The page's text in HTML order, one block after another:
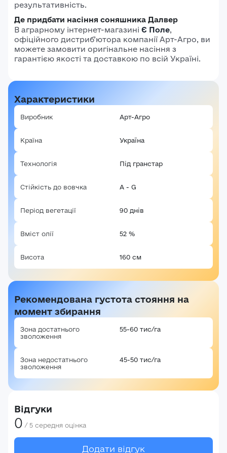
результативність.
Де придбати насіння соняшника Далвер
В аграрному інтернет-магазині Є Поле,
офіційного дистриб’ютора компанії Арт-Агро, ви
можете замовити оригінальне насіння з
гарантією якості та доставкою по всій Україні.
Характеристики
Виробник Арт-Агро
Країна Україна
Технологія Під гранстар
Стійкість до вовчка A - G
Період вегетації 90 днів
Вміст олії 52 %
Висота 160 см
Рекомендована густота стояння на
момент збирання
Зона достатнього
зволоження
55-60 тис/га
Зона недостатнього
зволоження
45-50 тис/га
Відгуки
0 / 5 середня оцінка
Додати відгук